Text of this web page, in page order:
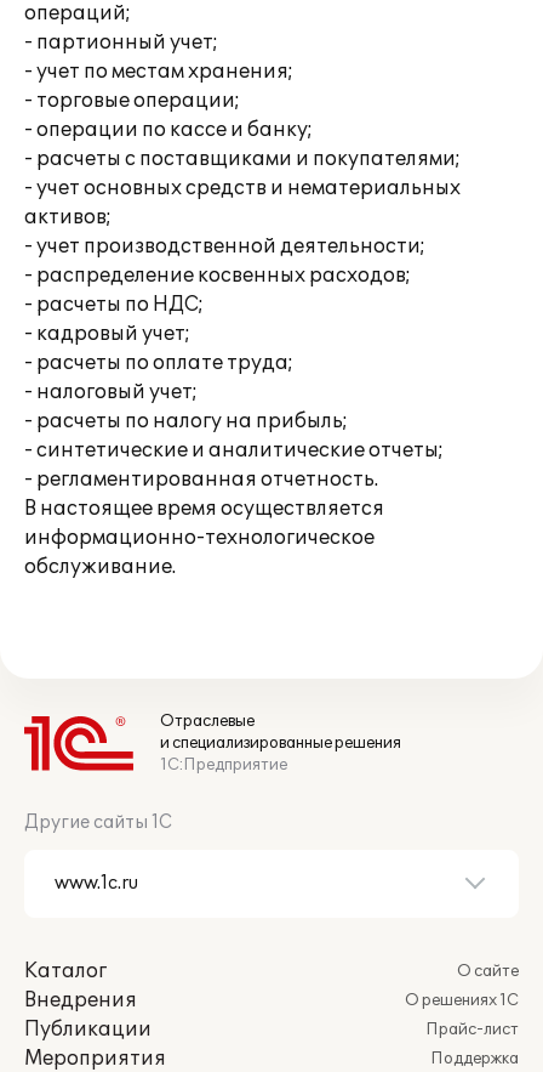
операций;
- партионный учет;
- учет по местам хранения;
- торговые операции;
- операции по кассе и банку;
- расчеты с поставщиками и покупателями;
- учет основных средств и нематериальных
активов;
- учет производственной деятельности;
- распределение косвенных расходов;
- расчеты по НДС;
- кадровый учет;
- расчеты по оплате труда;
- налоговый учет;
- расчеты по налогу на прибыль;
- синтетические и аналитические отчеты;
- регламентированная отчетность.
В настоящее время осуществляется
информационно-технологическое
обслуживание.
Отраслевые
и специализированные решения
1С:Предприятие
Другие сайты 1С
Каталог
Внедрения
Публикации
Мероприятия
О сайте
О решениях 1С
Прайс-лист
Поддержка